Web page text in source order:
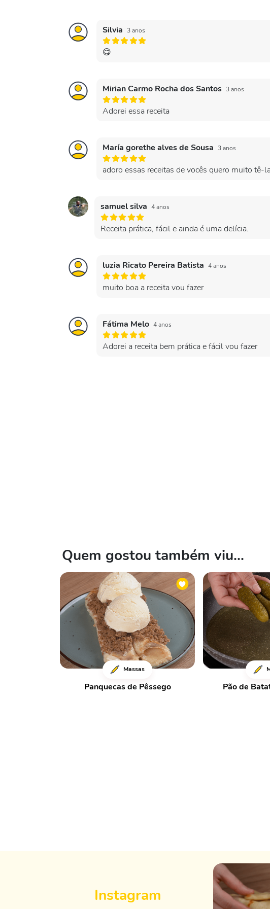
Silvia 3 anos
😋
Mirian Carmo Rocha dos Santos 3 anos
Adorei essa receita
María gorethe alves de Sousa 3 anos
adoro essas receitas de vocês quero muito
samuel silva 4 anos
Receita prática, fácil e ainda é uma delícia.
luzia Ricato Pereira Batista 4 anos
muito boa a receita vou fazer
Fátima Melo 4 anos
Adorei a receita bem prática e fácil vou fazer
Quem gostou também viu...
Massas
Panquecas de Pêssego Pão de
Instagram